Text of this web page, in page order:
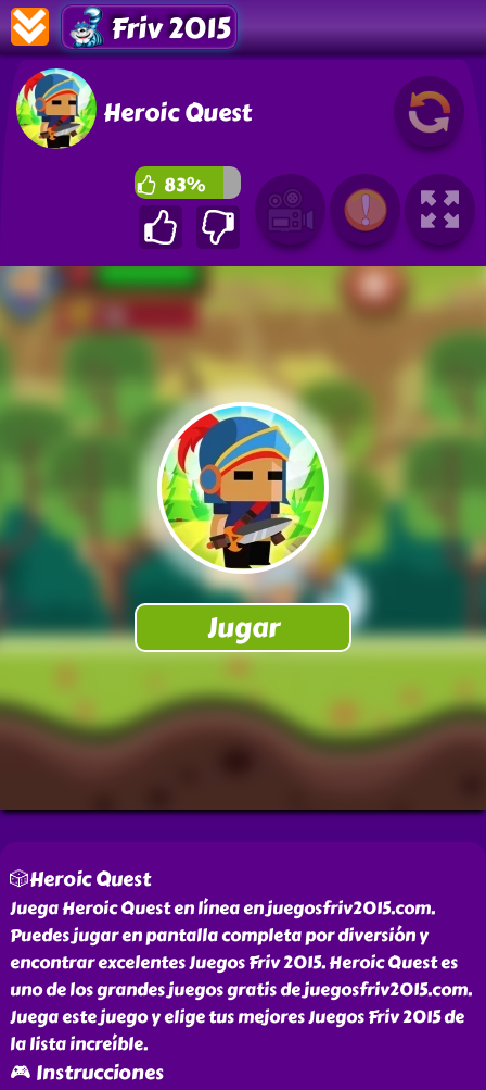
Friv 2015
Heroic Quest
83%
🎲Heroic Quest
Juega Heroic Quest en línea en juegosfriv2015.com.
Puedes jugar en pantalla completa por diversión y
encontrar excelentes Juegos Friv 2015. Heroic Quest es
uno de los grandes juegos gratis de juegosfriv2015.com.
Juega este juego y elige tus mejores Juegos Friv 2015 de
la lista increíble.
🎮 Instrucciones